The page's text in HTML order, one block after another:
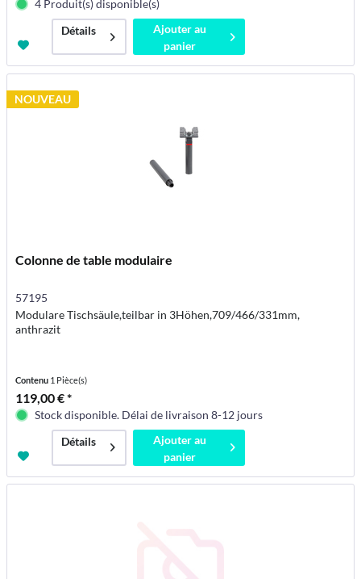
4 Produit(s) disponible(s)
Détails
Ajouter au
panier
NOUVEAU
Colonne de table modulaire
57195
Modulare Tischsäule,teilbar in 3Höhen,709/466/331mm,
anthrazit
Contenu 1 Pièce(s)
119,00 € *
Stock disponible. Délai de livraison 8-12 jours
Détails
Ajouter au
panier